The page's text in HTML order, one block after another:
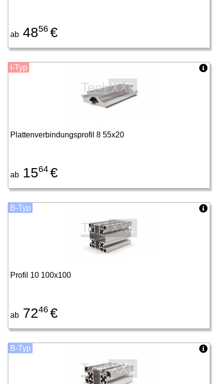
ab 4856 €
Plattenverbindungsprofil 8 55x20
ab 1564 €
I-Typ
Profil 10 100x100
ab 7246 €
B-Typ
B-Typ